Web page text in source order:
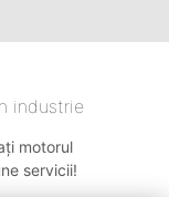
industrie
motorul
servicii!